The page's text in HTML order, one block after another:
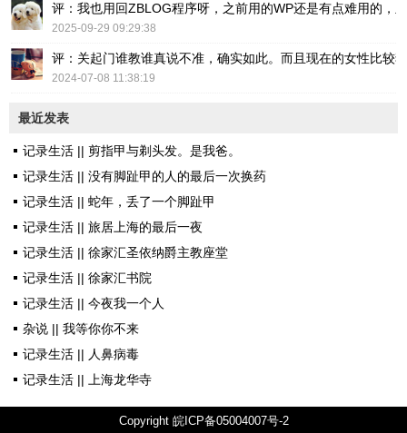
评：我也用回ZBLOG程序呀，之前用的WP还是有点难用的，
2025-09-29 09:29:38
评：关起门谁教谁真说不准，确实如此。而且现在的女性比较
2024-07-08 11:38:19
最近发表
记录生活 || 剪指甲与剃头发。是我爸。
记录生活 || 没有脚趾甲的人的最后一次换药
记录生活 || 蛇年，丢了一个脚趾甲
记录生活 || 旅居上海的最后一夜
记录生活 || 徐家汇圣依纳爵主教座堂
记录生活 || 徐家汇书院
记录生活 || 今夜我一个人
杂说 || 我等你你不来
记录生活 || 人鼻病毒
记录生活 || 上海龙华寺
Copyright 皖ICP备05004007号-2